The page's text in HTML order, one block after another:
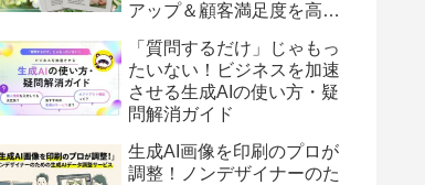
アップ＆顧客満足度を高め
「質問するだけ」じゃもっ
たいない！ビジネスを加速
させる生成AIの使い方・疑
問解消ガイド
生成AI画像を印刷のプロが
調整！ノンデザイナーのた